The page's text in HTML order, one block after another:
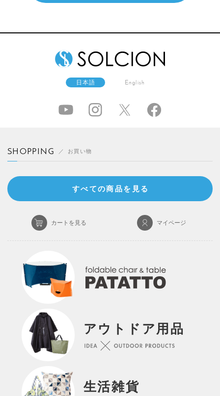
日本語 English
SHOPPING お買い物
すべての商品を見る
カートを見る マイページ
アウトドア用品
生活雑貨